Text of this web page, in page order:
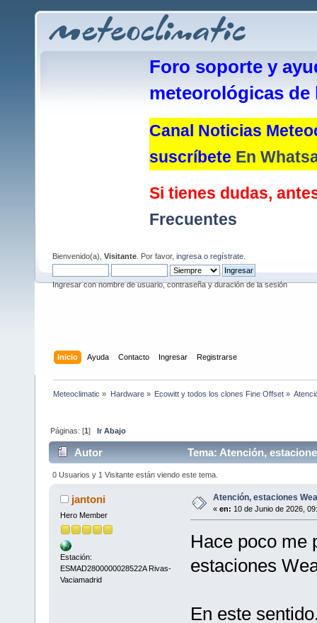
Foro soporte y
meteorológicas de
Canal Noticias
suscríbete En
Si tienes dudas,
Frecuentes
Bienvenido(a), Visitante . Por favor, ingresa o regístrate
Ingresar con nombre de usuario, contraseña y duración de la sesión
Inicio Ayuda Contacto Ingresar Registrarse
Meteoclimatic » Hardware» Ecowitt y todos los clones Fine Offset»
Páginas: [1]Ir Abajo
Autor Tema: Atención,
0 Usuarios y 1 Visitante están viendo este tema.
jantoni
Hero Member
Estación:
ESMAD2800000028522A Rivas-
Vaciamadrid
Atención, estaciones
« en: 10 de Junio de 2026,
Hace poco me
estaciones
En este